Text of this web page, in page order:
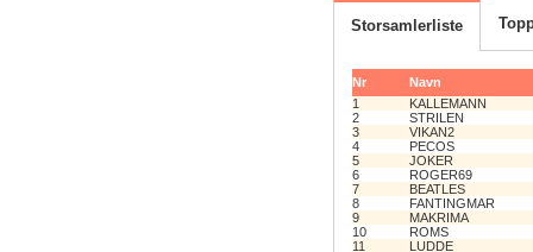
Storsamlerliste
Nr
Navn
1
KALLEMANN
2
STRILEN
3
VIKAN2
4
PECOS
5
JOKER
6
ROGER69
7
BEATLES
8
FANTINGMAR
9
MAKRIMA
10
ROMS
11
LUDDE